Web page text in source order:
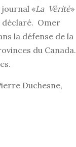
journal «La Vérité»
déclaré. Omer
la défense de la
du Canada.
Duchesne,